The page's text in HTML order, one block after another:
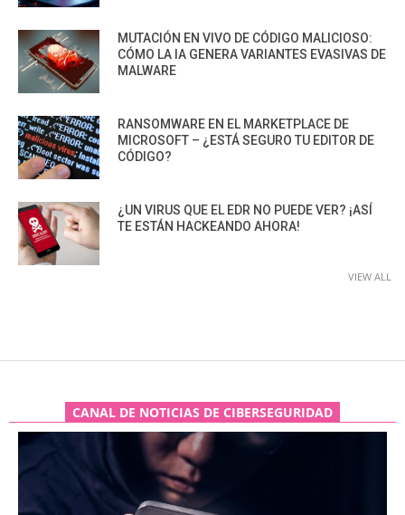
MUTACIÓN EN VIVO DE CÓDIGO MALICIOSO:
CÓMO LA IA GENERA VARIANTES EVASIVAS DE
MALWARE
RANSOMWARE EN EL MARKETPLACE DE
MICROSOFT – ¿ESTÁ SEGURO TU EDITOR DE
CÓDIGO?
¿UN VIRUS QUE EL EDR NO PUEDE VER? ¡ASÍ
TE ESTÁN HACKEANDO AHORA!
VIEW ALL
CANAL DE NOTICIAS DE CIBERSEGURIDAD